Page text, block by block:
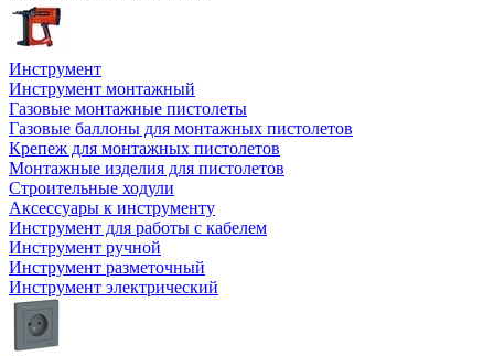
Инструмент
Инструмент монтажный
Газовые монтажные пистолеты
Газовые баллоны для монтажных пистолетов
Крепеж для монтажных пистолетов
Монтажные изделия для пистолетов
Строительные ходули
Аксессуары к инструменту
Инструмент для работы с кабелем
Инструмент ручной
Инструмент разметочный
Инструмент электрический